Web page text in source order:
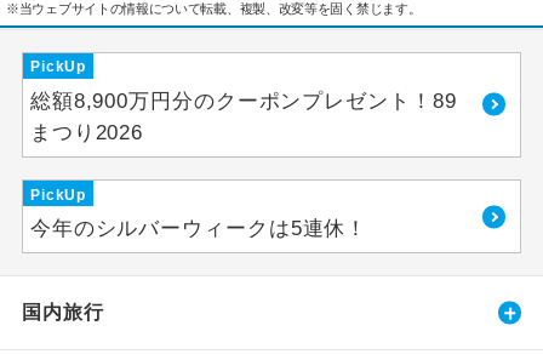
※当ウェブサイトの情報について転載、複製、改変等を固く禁じます。
PickUp
総額8,900万円分のクーポンプレゼント！89
まつり2026
PickUp
今年のシルバーウィークは5連休！
国内旅行